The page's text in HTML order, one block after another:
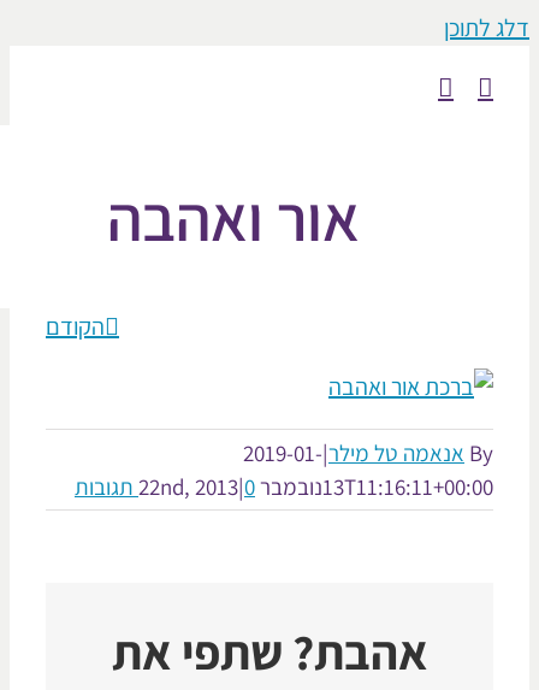
אור ואהבה
הקודם
אנאמה טל מילר|
2019-01-
נובמבר 22nd, 2013 |0 תגובות
אהבת? שתפי את